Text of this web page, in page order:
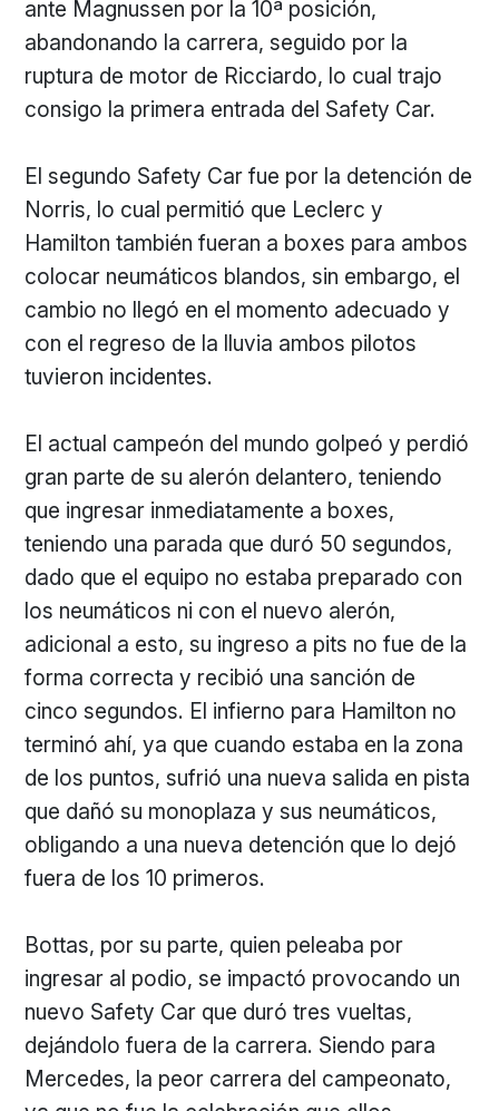
ante Magnussen por la 10ª posición,
abandonando la carrera, seguido por la
ruptura de motor de Ricciardo, lo cual trajo
consigo la primera entrada del Safety Car.
El segundo Safety Car fue por la detención de
Norris, lo cual permitió que Leclerc y
Hamilton también fueran a boxes para ambos
colocar neumáticos blandos, sin embargo, el
cambio no llegó en el momento adecuado y
con el regreso de la lluvia ambos pilotos
tuvieron incidentes.
El actual campeón del mundo golpeó y perdió
gran parte de su alerón delantero, teniendo
que ingresar inmediatamente a boxes,
teniendo una parada que duró 50 segundos,
dado que el equipo no estaba preparado con
los neumáticos ni con el nuevo alerón,
adicional a esto, su ingreso a pits no fue de la
forma correcta y recibió una sanción de
cinco segundos. El infierno para Hamilton no
terminó ahí, ya que cuando estaba en la zona
de los puntos, sufrió una nueva salida en pista
que dañó su monoplaza y sus neumáticos,
obligando a una nueva detención que lo dejó
fuera de los 10 primeros.
Bottas, por su parte, quien peleaba por
ingresar al podio, se impactó provocando un
nuevo Safety Car que duró tres vueltas,
dejándolo fuera de la carrera. Siendo para
Mercedes, la peor carrera del campeonato,